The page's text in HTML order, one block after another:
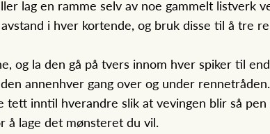
lag en ramme selv av noe gammelt listverk
i hver kortende, og bruk disse til å tre
og la den gå på tvers innom hver spiker til
annenhver gang over og under rennetråden.
inntil hverandre slik at vevingen blir så pen
å lage det mønsteret du vil.